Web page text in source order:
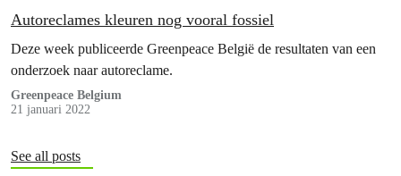
Autoreclames kleuren nog vooral fossiel
Deze week publiceerde Greenpeace België de resultaten van een
onderzoek naar autoreclame.
Greenpeace Belgium
21 januari 2022
See all posts